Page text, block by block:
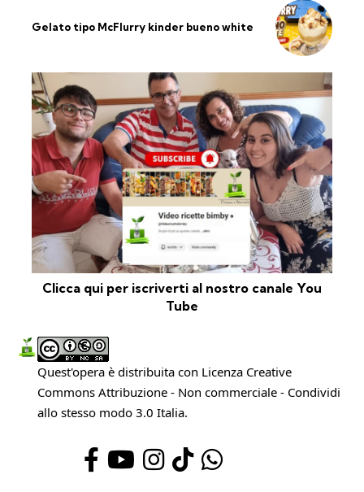
Gelato tipo McFlurry kinder bueno white
Clicca qui per iscriverti al nostro canale You
Tube
Quest'opera è distribuita con Licenza Creative
Commons Attribuzione - Non commerciale - Condividi
allo stesso modo 3.0 Italia.